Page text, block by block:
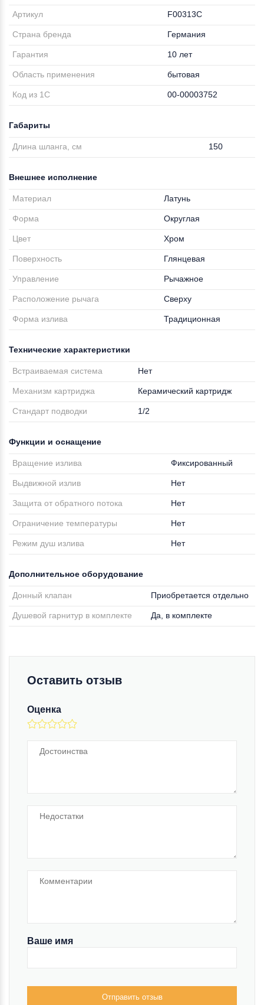
Артикул F00313C
Страна бренда Германия
Гарантия 10 лет
Область применения бытовая
Код из 1С 00-00003752
Габариты
Длина шланга, см 150
Внешнее исполнение
Материал Латунь
Форма Округлая
Цвет Хром
Поверхность Глянцевая
Управление Рычажное
Расположение рычага Сверху
Форма излива Традиционная
Технические характеристики
Встраиваемая система Нет
Механизм картриджа Керамический картридж
Стандарт подводки 1/2
Функции и оснащение
Вращение излива Фиксированный
Выдвижной излив Нет
Защита от обратного потока Нет
Ограничение температуры Нет
Режим душ излива Нет
Дополнительное оборудование
Донный клапан Приобретается отдельно
Душевой гарнитур в комплекте Да, в комплекте
Оставить отзыв
Оценка
Ваше имя
Отправить отзыв